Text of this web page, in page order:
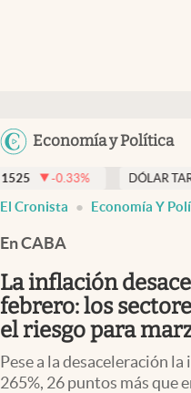
Economía y Política
Members
Economía y Política
Finanzas y Mercados
Mercados Online
Negocios
Columnistas
Apertura
DÓLAR TARJETA $ 1976
El Cronista Economía Y
En CABA
La inflación
febrero: los
el riesgo para
Pese a la desaceleración
265%, 26 puntos más que